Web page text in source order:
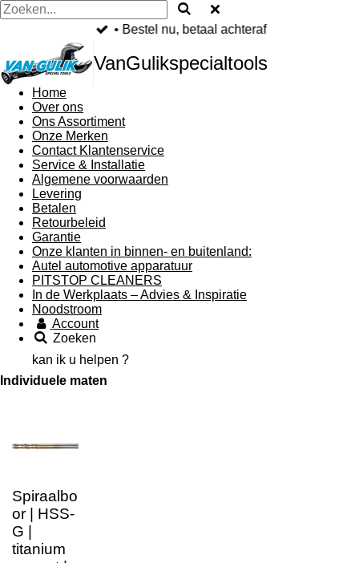
• Bestel nu, betaal achteraf
VanGulikspecialtools
Home
Over ons
Ons Assortiment
Onze Merken
Contact Klantenservice
Service & Installatie
Algemene voorwaarden
Levering
Betalen
Retourbeleid
Garantie
Onze klanten in binnen- en buitenland:
Autel automotive apparatuur
PITSTOP CLEANERS
In de Werkplaats – Advies & Inspiratie
Noodstroom
Account
Zoeken
kan ik u helpen ?
Individuele maten
Spiraalbo
or | HSS-
G |
titanium